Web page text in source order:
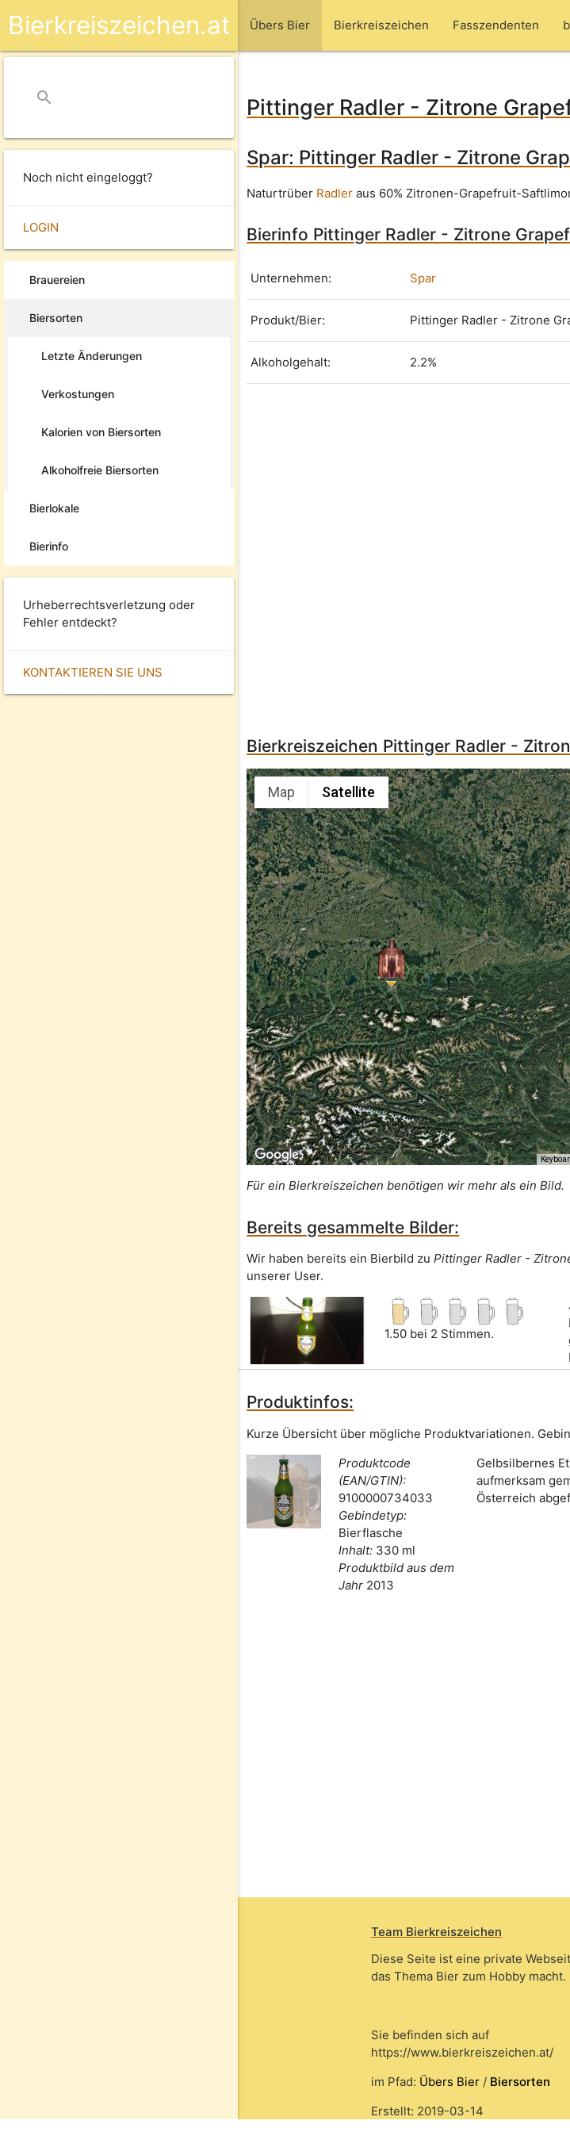
Übers Bier Bierkreiszeichen Fasszendenten
Bierkreiszeichen.at
search
Noch nicht eingeloggt?
LOGIN
Brauereien
Biersorten
Letzte Änderungen
Verkostungen
Kalorien von Biersorten
Alkoholfreie Biersorten
Bierlokale
Bierinfo
Urheberrechtsverletzung oder
Fehler entdeckt?
KONTAKTIEREN SIE UNS
Pittinger Radler - Zitrone
Spar: Pittinger Radler - Zitrone
Naturtrüber Radler aus 60% Zitronen-Grapefruit-
Bierinfo Pittinger Radler - Zitrone
Unternehmen: Spar
Produkt/Bier: Pittinger Radler - Zitrone
Alkoholgehalt: 2.2%
Bierkreiszeichen Pittinger Radler -
Map Satellite
Für ein Bierkreiszeichen benötigen wir mehr als ein Bild.
Bereits gesammelte Bilder:
Wir haben bereits ein Bierbild zuPittinger Radler -
unserer User.
1.50 bei 2 Stimmen.
Produktinfos:
Kurze Übersicht über mögliche Produktvariationen.
Produktcode
(EAN/GTIN):
9100000734033
Gebindetyp:
Bierflasche
Inhalt: 330 ml
Produktbild aus dem
Jahr 2013
Gelbsilbernes
aufmerksam
Österreich
Team Bierkreiszeichen
Diese Seite ist eine private
das Thema Bier zum Hobby macht.
Sie befinden sich auf
https://www.bierkreiszeichen.at/
im Pfad: Übers Bier/ Biersorten
Erstellt: 2019-03-14